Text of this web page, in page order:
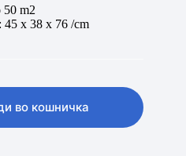
50 m2
45 x 38 x 76 /cm
во кошничка